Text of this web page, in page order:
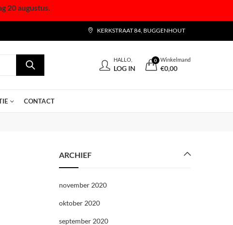
20 augustus.
KERKSTRAAT 84, BUGGENHOUT
HALLO,
LOG IN
0 Winkelmand
€0,00
CONTACT
ARCHIEF
november 2020
oktober 2020
september 2020